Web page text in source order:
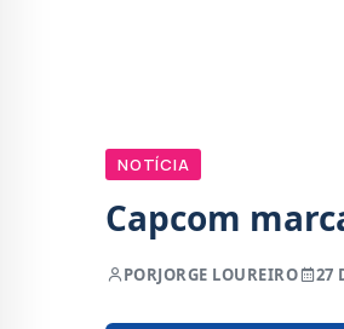
NOTÍCIA
Capcom
PORJORGE LOUREIRO 27